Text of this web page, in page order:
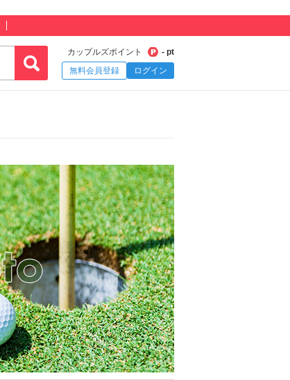
カップルズポイント
- pt
無料会員登録
ログイン